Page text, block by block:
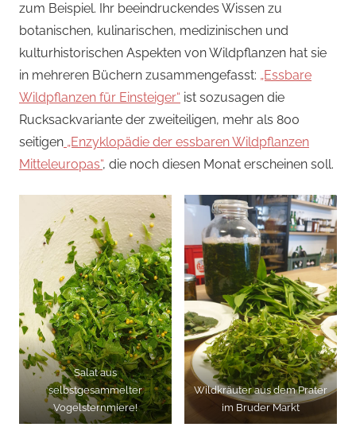
zum Beispiel. Ihr beeindruckendes Wissen zu
botanischen, kulinarischen, medizinischen und
kulturhistorischen Aspekten von Wildpflanzen hat sie
in mehreren Büchern zusammengefasst: „Essbare
Wildpflanzen für Einsteiger“ ist sozusagen die
Rucksackvariante der zweiteiligen, mehr als 800
seitigen „Enzyklopädie der essbaren Wildpflanzen
Mitteleuropas“, die noch diesen Monat erscheinen soll.
Salat aus
selbstgesammelter
Vogelsternmiere!
Wildkräuter aus dem Prater
im Bruder Markt